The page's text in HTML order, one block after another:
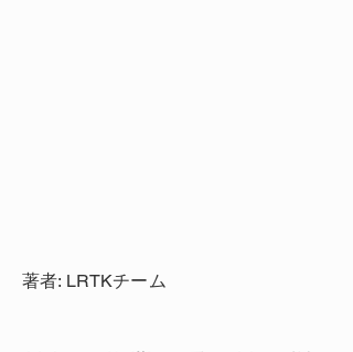
著者: LRTKチーム